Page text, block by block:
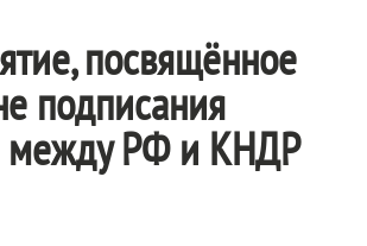
посвящённое
подписания
между РФ и КНДР